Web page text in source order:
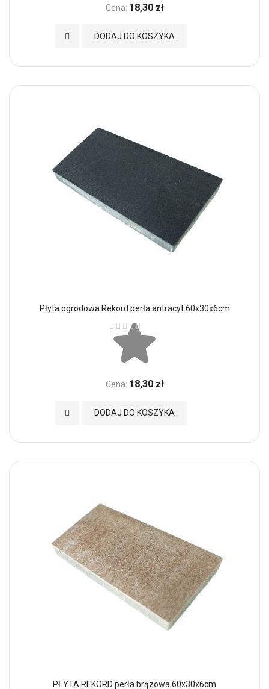
Cena: 18,30 zł
DODAJ DO KOSZYKA
Dodaj do Ulubionych
Płyta ogrodowa Rekord perła antracyt 60x30x6cm
Ocena:
Cena: 18,30 zł
DODAJ DO KOSZYKA
Dodaj do Ulubionych
PŁYTA REKORD perła brązowa 60x30x6cm